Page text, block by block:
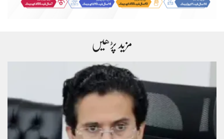
مزید پڑھیں